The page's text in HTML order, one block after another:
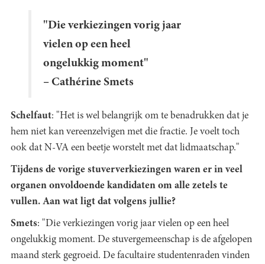
"Die verkiezingen vorig jaar
vielen op een heel
ongelukkig moment"
– Cathérine Smets
Schelfaut: "Het is wel belangrijk om te benadrukken dat je
hem niet kan vereenzelvigen met die fractie. Je voelt toch
ook dat N-VA een beetje worstelt met dat lidmaatschap."
Tijdens de vorige stuververkiezingen waren er in veel
organen onvoldoende kandidaten om alle zetels te
vullen. Aan wat ligt dat volgens jullie?
Smets: "Die verkiezingen vorig jaar vielen op een heel
ongelukkig moment. De stuvergemeenschap is de afgelopen
maand sterk gegroeid. De facultaire studentenraden vinden